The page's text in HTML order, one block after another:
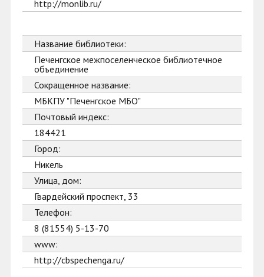
http://monlib.ru/
Название библиотеки:
Печенгское межпоселенческое библиотечное
объединение
Сокращенное название:
МБКПУ "Печенгское МБО"
Почтовый индекс:
184421
Город:
Никель
Улица, дом:
Гвардейский проспект, 33
Телефон:
8 (81554) 5-13-70
www:
http://cbspechenga.ru/